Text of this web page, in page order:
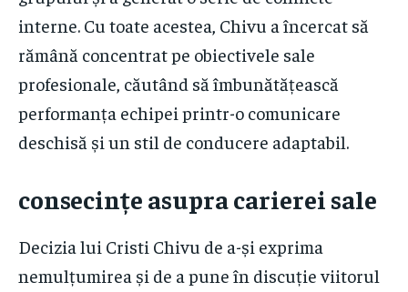
interne. Cu toate acestea, Chivu a încercat să
rămână concentrat pe obiectivele sale
profesionale, căutând să îmbunătățească
performanța echipei printr-o comunicare
deschisă și un stil de conducere adaptabil.
consecințe asupra carierei sale
Decizia lui Cristi Chivu de a-și exprima
nemulțumirea și de a pune în discuție viitorul